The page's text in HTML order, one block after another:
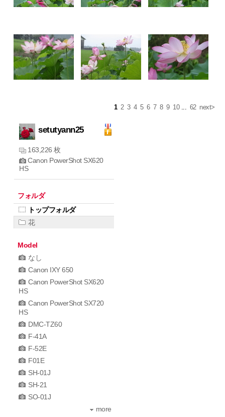
1 2 3 4 5 6 7 8 9 10... 62 next>
setutyann25
163,226 枚
Canon PowerShot SX620
HS
フォルダ
トップフォルダ
花
Model
なし
Canon IXY 650
Canon PowerShot SX620
HS
Canon PowerShot SX720
HS
DMC-TZ60
F-41A
F-52E
F01E
SH-01J
SH-21
SO-01J
more